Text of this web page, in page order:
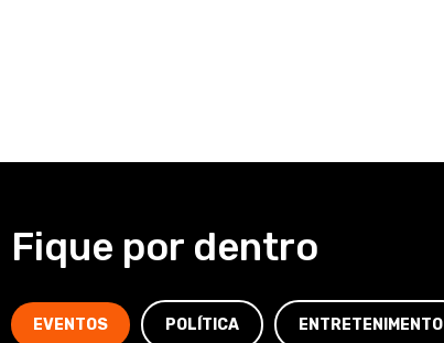
Fique por dentro
EVENTOS POLÍTICA ENTRETENIMENTO